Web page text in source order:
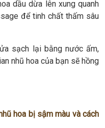
dầu dừa lên xung quanh
để tinh chất thấm sâu
sạch lại bằng nước ấm,
nhũ hoa của bạn sẽ hồng
hoa bị sậm màu và cách